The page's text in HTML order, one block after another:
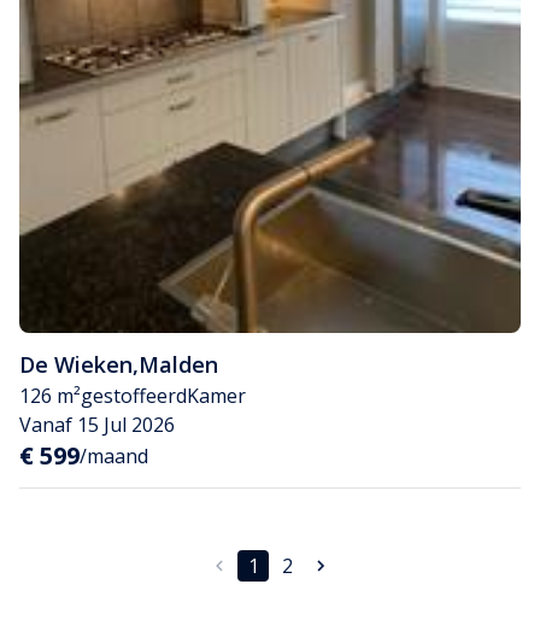
De Wieken,Malden
126 m²gestoffeerdKamer
Vanaf 15 Jul 2026
€ 599/maand
1 2